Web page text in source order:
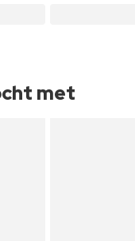
met